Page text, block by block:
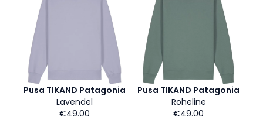
Pusa TIKAND Patagonia
Lavendel
€49.00
Pusa TIKAND Patagonia
Roheline
€49.00